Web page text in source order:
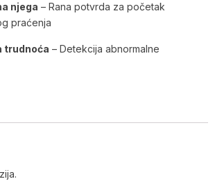
njega – Rana potvrda za početak
praćenja
trudnoća – Detekcija abnormalne